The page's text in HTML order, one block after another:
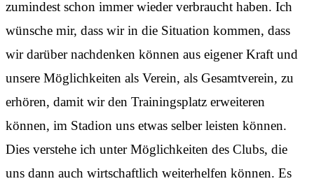
zumindest schon immer wieder verbraucht haben. Ich
wünsche mir, dass wir in die Situation kommen, dass
wir darüber nachdenken können aus eigener Kraft und
unsere Möglichkeiten als Verein, als Gesamtverein, zu
erhören, damit wir den Trainingsplatz erweiteren
können, im Stadion uns etwas selber leisten können.
Dies verstehe ich unter Möglichkeiten des Clubs, die
uns dann auch wirtschaftlich weiterhelfen können. Es